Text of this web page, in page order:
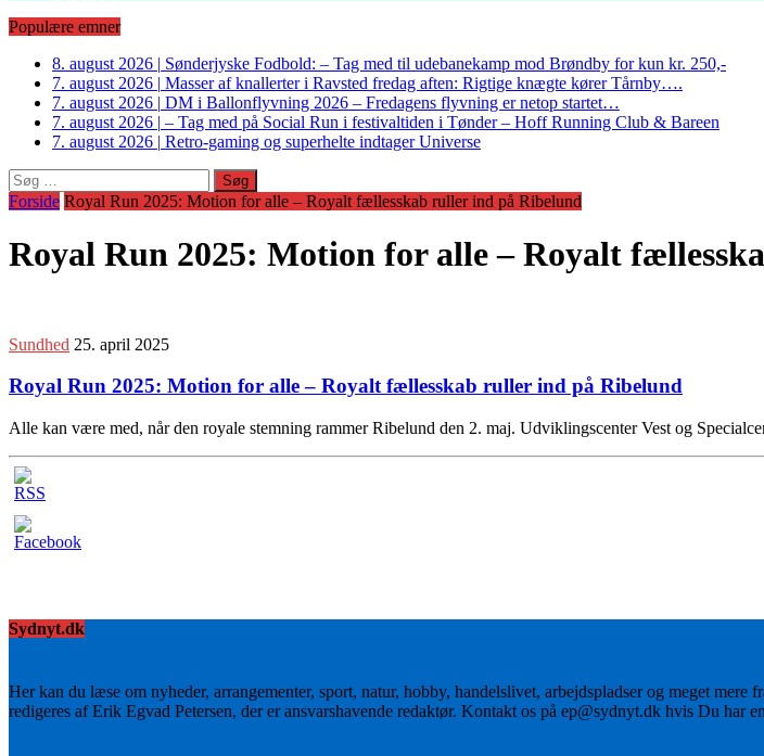
Populære emner
8. august 2026 | Sønderjyske Fodbold: – Tag med til udebanekamp mod Brøndby for kun kr. 250,-
7. august 2026 | Masser af knallerter i Ravsted fredag aften: Rigtige knægte kører Tårnby….
7. august 2026 | DM i Ballonflyvning 2026 – Fredagens flyvning er netop startet…
7. august 2026 | – Tag med på Social Run i festivaltiden i Tønder – Hoff Running Club & Bareen
7. august 2026 | Retro-gaming og superhelte indtager Universe
Søg
efter:
Forside Royal Run 2025: Motion for alle – Royalt fællesskab ruller ind på Ribelund
Royal Run 2025: Motion for alle – Royalt
Sundhed 25. april 2025
Royal Run 2025: Motion for alle – Royalt fællesskab ruller ind på Ribelund
Alle kan være med, når den royale stemning rammer Ribelund den 2. maj. Udviklingscenter Vest og
Sydnyt.dk
Her kan du læse om nyheder, arrangementer, sport, natur, hobby, handelslivet, arbejdspladser og meget
redigeres af Erik Egvad Petersen, der er ansvarshavende redaktør. Kontakt os på ep@sydnyt.dk hvis Du har